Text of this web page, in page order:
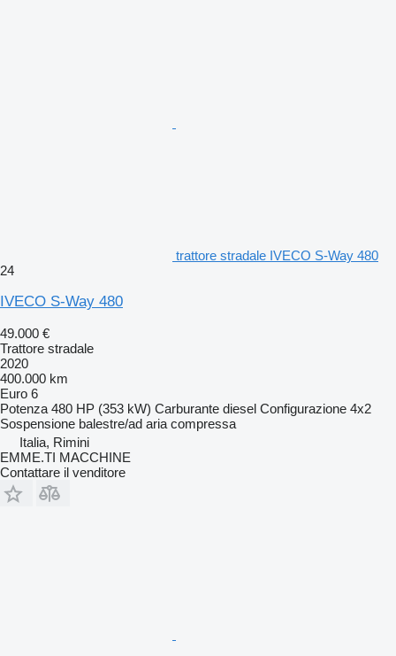
trattore stradale IVECO S-Way 480
24
IVECO S-Way 480
49.000 €
Trattore stradale
2020
400.000 km
Euro 6
Potenza 480 HP (353 kW) Carburante diesel Configurazione 4x2
Sospensione balestre/ad aria compressa
Italia, Rimini
EMME.TI MACCHINE
Contattare il venditore